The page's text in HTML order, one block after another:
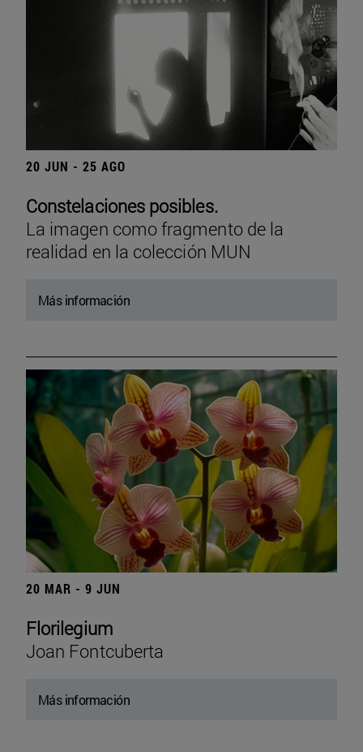
20 JUN - 25 AGO
Constelaciones posibles.
La imagen como fragmento de la
realidad en la colección MUN
Más información
20 MAR - 9 JUN
Florilegium
Joan Fontcuberta
Más información